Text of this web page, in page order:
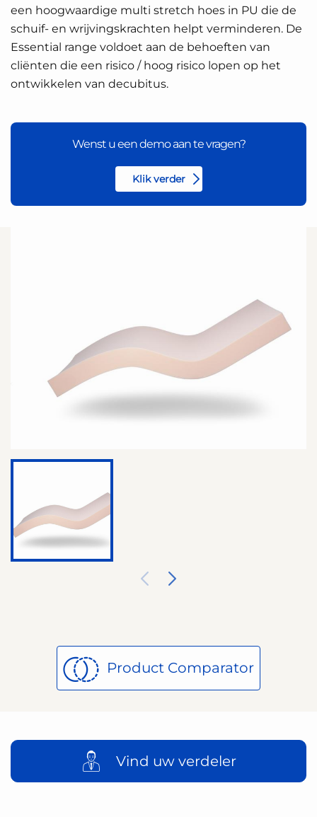
een hoogwaardige multi stretch hoes in PU die de
schuif- en wrijvingskrachten helpt verminderen. De
Essential range voldoet aan de behoeften van
cliënten die een risico / hoog risico lopen op het
ontwikkelen van decubitus.
Wenst u een demo aan te vragen?
Klik verder
Product Comparator
Vind uw verdeler